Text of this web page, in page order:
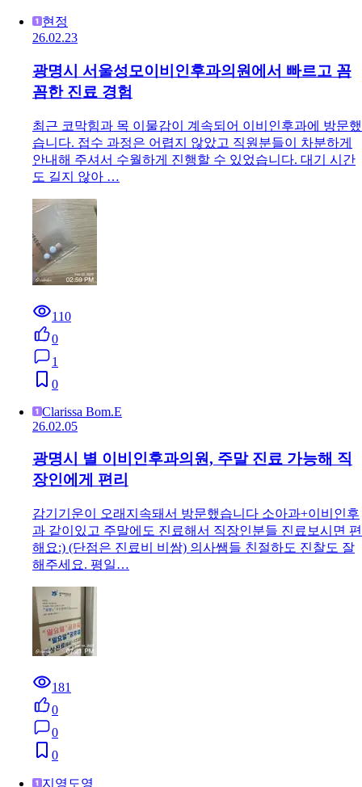
현정
26.02.23
광명시 서울성모이비인후과의원에서 빠르고 꼼
꼼한 진료 경험
최근 코막힘과 목 이물감이 계속되어 이비인후과에 방문했
습니다. 접수 과정은 어렵지 않았고 직원분들이 차분하게
안내해 주셔서 수월하게 진행할 수 있었습니다. 대기 시간
도 길지 않아 …
110
0
1
0
Clarissa Bom.E
26.02.05
광명시 별 이비인후과의원, 주말 진료 가능해 직
장인에게 편리
감기기운이 오래지속돼서 방문했습니다 소아과+이비인후
과 같이있고 주말에도 진료해서 직장인분들 진료보시면 편
해요:) (단점은 진료비 비쌈) 의사쌤들 친절하도 진찰도 잘
해주세요. 평일…
181
0
0
0
지영도영